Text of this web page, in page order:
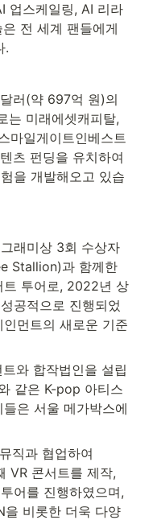
업스케일링, AI 리라
전 세계 팬들에게
.
러(약 697억 원)의
는 미래에셋캐피탈,
마일게이트인베스트
츠 펀딩을 유치하여
을 개발해오고 있습
래미상 3회 수상자
Stallion)과 함께한
투어로, 2022년 상
공적으로 진행되었
먼트의 새로운 기준
와 합작법인을 설립
같은 K-pop 아티스
은 서울 메가박스에
직과 협업하여
VR 콘서트를 제작,
어를 진행하였으며,
비롯한 더욱 다양